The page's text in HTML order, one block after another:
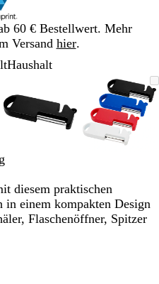
60 € Bestellwert. Mehr
Versand hier.
Haushalt
Vergrößer-/
Minimum
Vergrößern
die
Tasten
Zoomen
und
Bild
Zoom
auf
Klicken
zum
Sie
die
Tasten
+
und
die
diesem praktischen
in einem kompakten Design
Flaschenöffner, Spitzer